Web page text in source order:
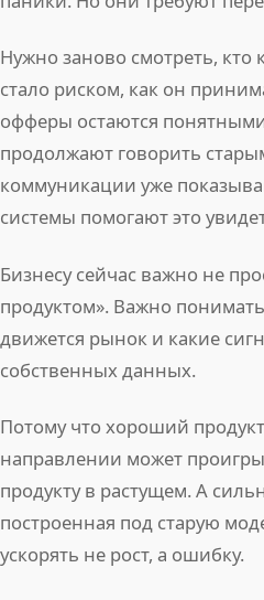
Нужно заново смотреть, кто
стало риском, как он
офферы остаются
продолжают говорить
коммуникации уже
системы помогают это
Бизнесу сейчас важно не
продуктом». Важно
движется рынок и какие
собственных данных.
Потому что хороший
направлении может
продукту в растущем. А
построенная под старую
ускорять не рост, а ошибку.